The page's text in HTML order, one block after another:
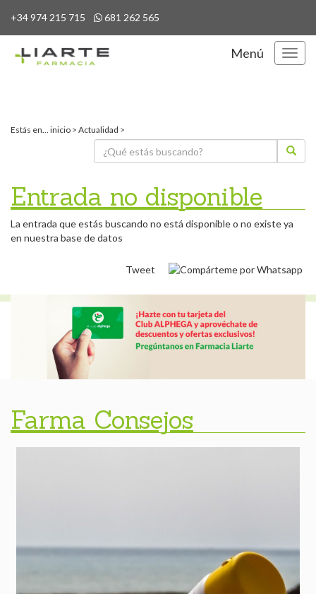
+34 974 215 715 681 262 565
Menú
Menú
Estás en... inicio > Actualidad >
Entrada no disponible
La entrada que estás buscando no está disponible o no existe ya
en nuestra base de datos
Tweet
Farma Consejos